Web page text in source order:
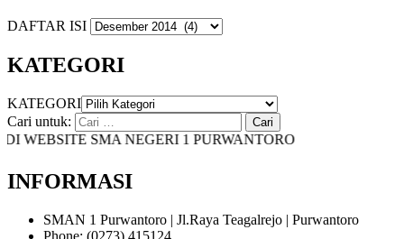
DAFTAR ISI
KATEGORI
KATEGORI
Cari untuk:
SMA NEGERI 1 PURWANTORO
INFORMASI
SMAN 1 Purwantoro | Jl.Raya Teagalrejo | Purwantoro
Phone: (0273) 415124